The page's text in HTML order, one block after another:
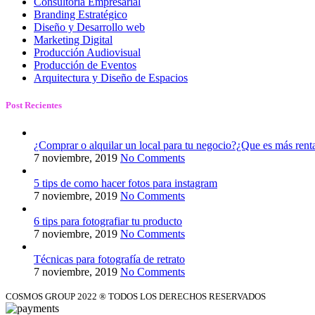
Branding Estratégico
Diseño y Desarrollo web
Marketing Digital
Producción Audiovisual
Producción de Eventos
Arquitectura y Diseño de Espacios
Post Recientes
¿Comprar o alquilar un local para tu negocio?¿Que es más
7 noviembre, 2019 No Comments
5 tips de como hacer fotos para instagram
7 noviembre, 2019 No Comments
6 tips para fotografiar tu producto
7 noviembre, 2019 No Comments
Técnicas para fotografía de retrato
7 noviembre, 2019 No Comments
COSMOS GROUP 2022 ® TODOS LOS DERECHOS RESERVADOS